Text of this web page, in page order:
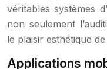
véritables systèmes
non seulement
le plaisir esthétique
Applications